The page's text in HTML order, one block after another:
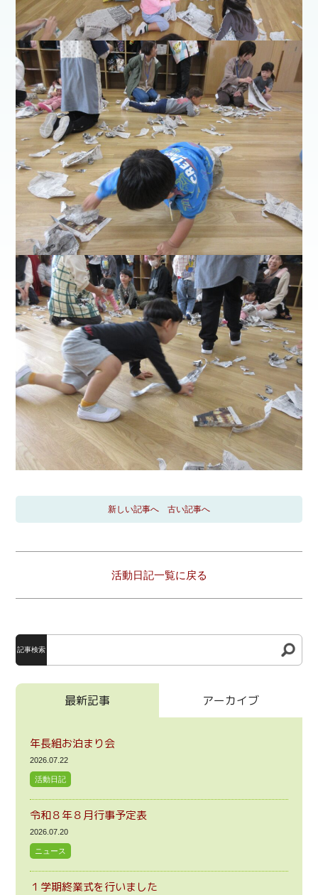
新しい記事へ 古い記事へ
活動日記一覧に戻る
記事検索
最新記事 アーカイブ
年長組お泊まり会
2026.07.22
活動日記
令和８年８月行事予定表
2026.07.20
ニュース
１学期終業式を行いました